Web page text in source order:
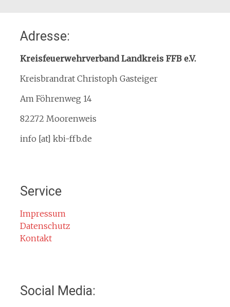
Organisation
Kreisfeuerwehrverband
Kreisbrandinspektion
Service
Rauchmelder
Rettungsgasse
Gefahr durch Kohlenmonoxid
Adresse:
Kreisfeuerwehrverband Landkreis FFB e.V.
Kreisbrandrat Christoph Gasteiger
Am Föhrenweg 14
82272 Moorenweis
info [at] kbi-ffb.de
Service
Impressum
Datenschutz
Kontakt
Social Media: